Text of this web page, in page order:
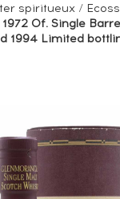
spiritueux /
Of. Single
1994 Limited